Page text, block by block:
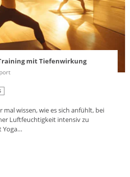
mit Tiefenwirkung
wissen, wie es sich anfühlt, bei
Luftfeuchtigkeit intensiv zu
Yoga…